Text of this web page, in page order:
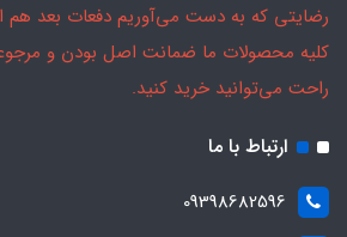
رضایتی که به دست می‌آوریم دفعات بعد هم
کلیه محصولات ما ضمانت اصل بودن و
راحت می‌توانید خرید کنید.
ارتباط با ما
09398682596